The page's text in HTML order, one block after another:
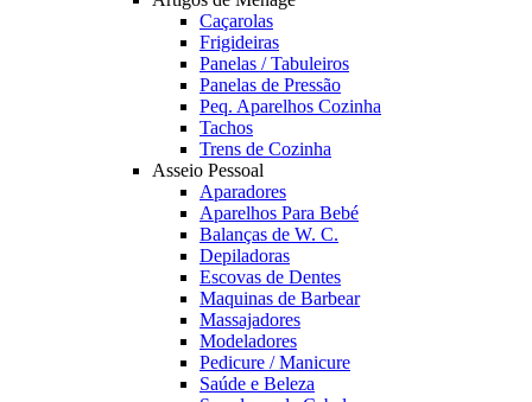
Caçarolas
Frigideiras
Panelas / Tabuleiros
Panelas de Pressão
Peq. Aparelhos Cozinha
Tachos
Trens de Cozinha
Asseio Pessoal
Aparadores
Aparelhos Para Bebé
Balanças de W. C.
Depiladoras
Escovas de Dentes
Maquinas de Barbear
Massajadores
Modeladores
Pedicure / Manicure
Saúde e Beleza